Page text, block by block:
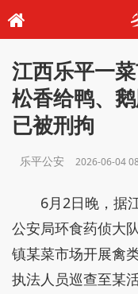
江西乐平一
松香给鸭、
已被刑拘
乐平公安 2026-06-04
6月2日晚，据
公安局环食药侦大
镇某菜市场开展禽
执法人员巡查至某